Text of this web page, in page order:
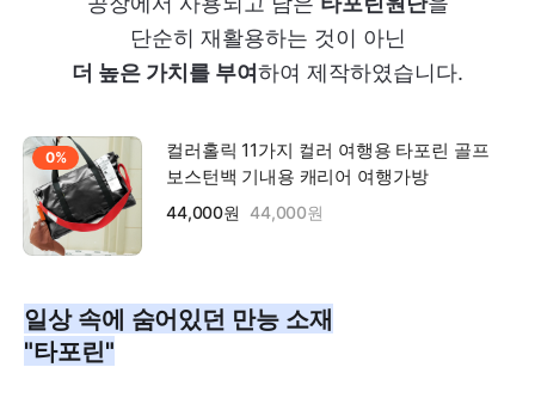
단순히 재활용하는 것이 아닌
더 높은 가치를 부여하여 제작하였습니다.
0%
컬러홀릭 11가지 컬러 여행용 타포린 골프
보스턴백 기내용 캐리어 여행가방
44,000원 44,000원
일상 속에 숨어있던 만능 소재
"타포린"